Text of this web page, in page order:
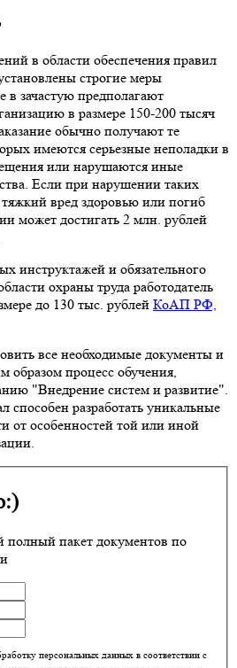
в области обеспечения правил
строгие меры
в зачастую предполагают
в размере 150-200 тысяч
обычно получают те
имеются серьезные неполадки в
или нарушаются иные
Если при нарушении таких
вред здоровью или погиб
может достигать 2 млн. рублей
инструктажей и обязательного
охраны труда работодатель
до 130 тыс. рублей КоАП РФ,
все необходимые документы и
образом процесс обучения,
"Внедрение систем и развитие".
способен разработать уникальные
от особенностей той или иной
полный пакет документов по
персональных данных в соответствии с